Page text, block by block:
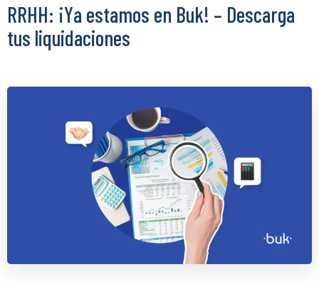
RRHH: ¡Ya estamos en Buk! – Descarga
tus liquidaciones